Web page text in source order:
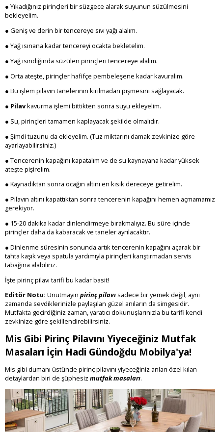
● Yıkadığınız pirinçleri bir süzgece alarak suyunun süzülmesini
bekleyelim.
● Geniş ve derin bir tencereye sıvı yağı alalım.
● Yağ ısınana kadar tencereyi ocakta bekletelim.
● Yağ ısındığında süzülen pirinçleri tencereye alalım.
● Orta ateşte, pirinçler hafifçe pembeleşene kadar kavuralım.
● Bu işlem pilavın tanelerinin kırılmadan pişmesini sağlayacak.
● Pilavkavurma işlemi bittikten sonra suyu ekleyelim.
● Su, pirinçleri tamamen kaplayacak şekilde olmalıdır.
● Şimdi tuzunu da ekleyelim. (Tuz miktarını damak zevkinize göre
ayarlayabilirsiniz.)
● Tencerenin kapağını kapatalım ve de su kaynayana kadar yüksek
ateşte pişirelim.
● Kaynadıktan sonra ocağın altını en kısık dereceye getirelim.
● Pilavın altını kapattıktan sonra tencerenin kapağını hemen açmamamız
gerekiyor.
● 15-20 dakika kadar dinlendirmeye bırakmalıyız. Bu süre içinde
pirinçler daha da kabaracak ve taneler ayrılacaktır.
● Dinlenme süresinin sonunda artık tencerenin kapağını açarak bir
tahta kaşık veya spatula yardımıyla pirinçleri karıştırmadan servis
tabağına alabiliriz.
İşte pirinç pilavı tarifi bu kadar basit!
Editör Notu: Unutmayın pirinç pilavı sadece bir yemek değil, aynı
zamanda sevdiklerinizle paylaşılan güzel anıların da simgesidir.
Mutfakta geçirdiğiniz zaman, yaratıcı dokunuşlarınızla bu tarifi kendi
zevkinize göre şekillendirebilirsiniz.
Mis Gibi Pirinç Pilavını Yiyeceğiniz Mutfak
Masaları İçin Hadi Gündoğdu Mobilya'ya!
Mis gibi dumanı üstünde pirinç pilavını yiyeceğiniz anları özel kılan
detaylardan biri de şüphesiz mutfak masaları.